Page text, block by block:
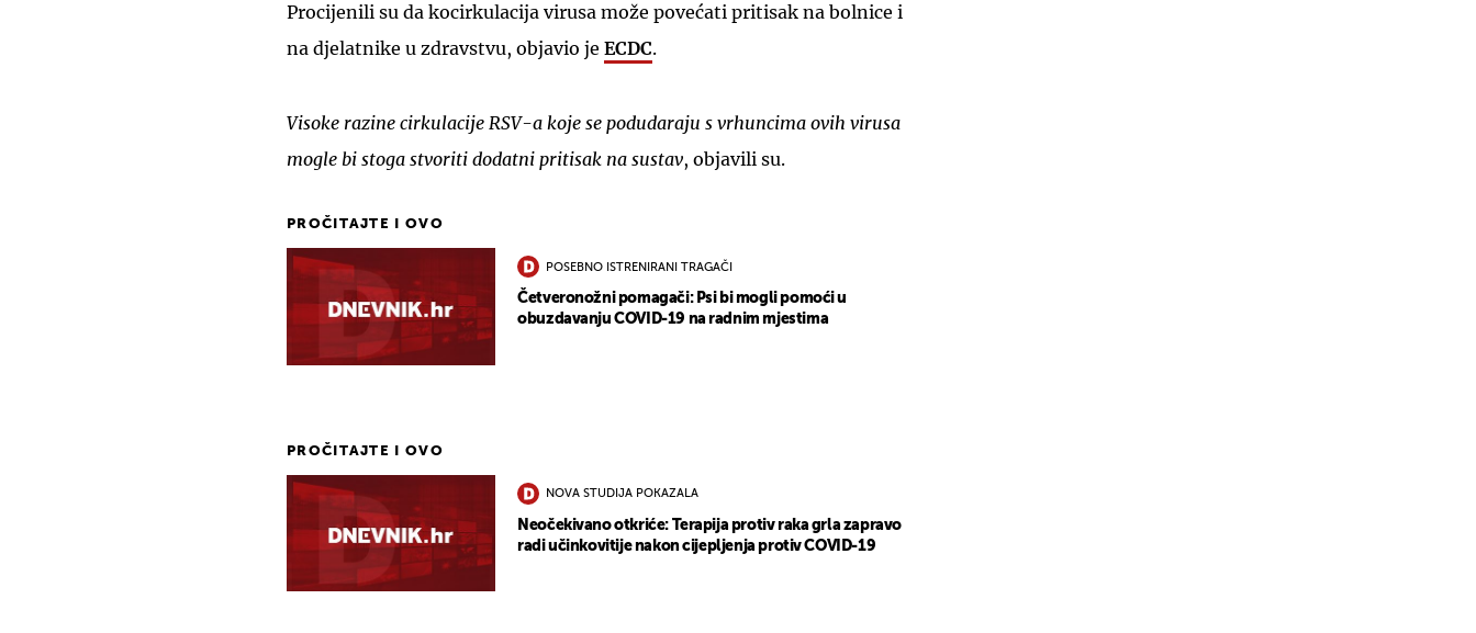
Procijenili su da kocirkulacija virusa može povećati pritisak na bolnice i
na djelatnike u zdravstvu, objavio je ECDC.
Visoke razine cirkulacije RSV-a koje se podudaraju s vrhuncima ovih virusa
mogle bi stoga stvoriti dodatni pritisak na sustav, objavili su.
PROČITAJTE I OVO
POSEBNO ISTRENIRANI TRAGAČI
Četveronožni pomagači: Psi bi mogli pomoći u
obuzdavanju COVID-19 na radnim mjestima
PROČITAJTE I OVO
NOVA STUDIJA POKAZALA
Neočekivano otkriće: Terapija protiv raka grla zapravo
radi učinkovitije nakon cijepljenja protiv COVID-19
UKLJUČITE NOTIFIKACIJE